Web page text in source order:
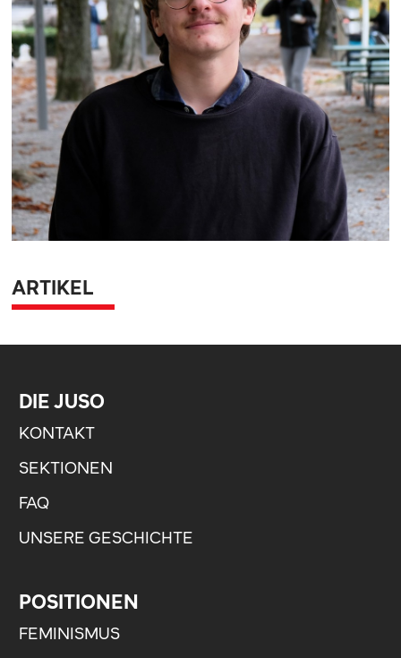
ARTIKEL
DIE JUSO
KONTAKT
SEKTIONEN
FAQ
UNSERE GESCHICHTE
POSITIONEN
FEMINISMUS